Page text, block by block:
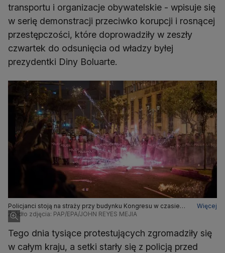
transportu i organizacje obywatelskie - wpisuje się
w serię demonstracji przeciwko korupcji i rosnącej
przestępczości, które doprowadziły w zeszły
czwartek do odsunięcia od władzy byłej
prezydentki Diny Boluarte.
Policjanci stoją na straży przy budynku Kongresu w czasie
protestu w Limie w Peru
Więcej
Źródło zdjęcia: PAP/EPA/JOHN REYES MEJIA
Tego dnia tysiące protestujących zgromadziły się
w całym kraju, a setki starły się z policją przed